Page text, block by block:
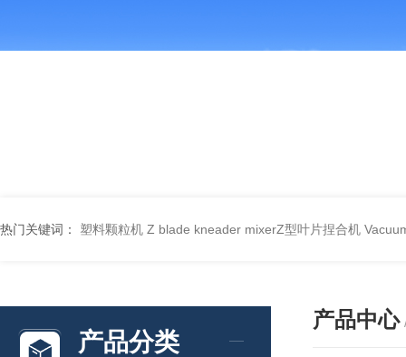
热门关键词： 塑料颗粒机 Z blade kneader mixerZ型叶片捏合机
产品分类
产品中心